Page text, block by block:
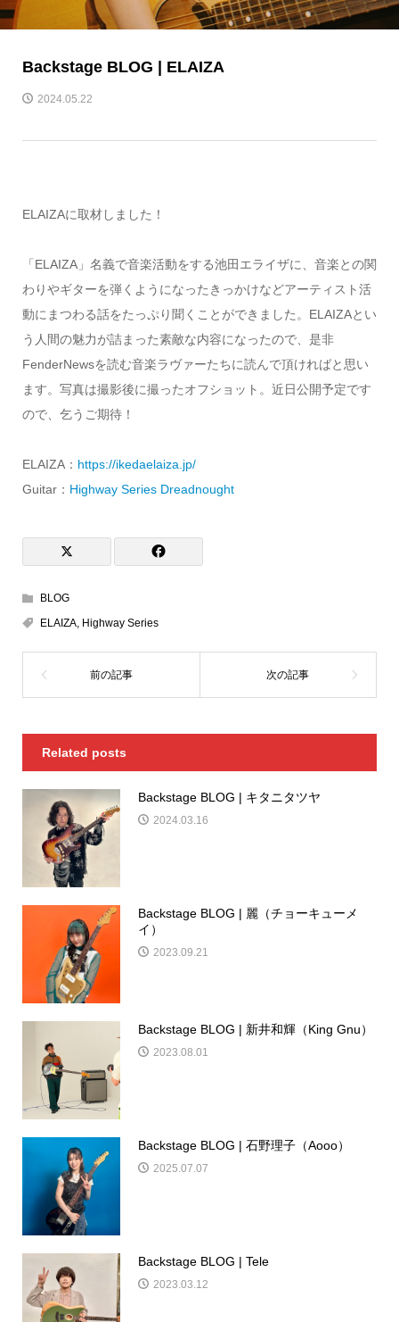
Backstage BLOG | ELAIZA
2024.05.22
ELAIZAに取材しました！
「ELAIZA」名義で音楽活動をする池田エライザに、音楽との関
わりやギターを弾くようになったきっかけなどアーティスト活
動にまつわる話をたっぷり聞くことができました。ELAIZAとい
う人間の魅力が詰まった素敵な内容になったので、是非
FenderNewsを読む音楽ラヴァーたちに読んで頂ければと思い
ます。写真は撮影後に撮ったオフショット。近日公開予定です
ので、乞うご期待！
ELAIZA： https://ikedaelaiza.jp/
Guitar： Highway Series Dreadnought
BLOG
ELAIZA, Highway Series
Related posts
Backstage BLOG | キタニタツヤ
2024.03.16
Backstage BLOG | 麗（チョーキューメ
イ）
2023.09.21
Backstage BLOG | 新井和輝（King Gnu）
2023.08.01
Backstage BLOG | 石野理子（Aooo）
2025.07.07
Backstage BLOG | Tele
2023.03.12